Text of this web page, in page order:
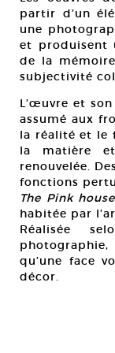
partir d’un
une
et produisent
de la
subjectivité
L’œuvre et
assumé aux
la réalité et le
la matière
renouvelée.
fonctions
The Pink house
habitée par
Réalisée
qu’une face
décor.